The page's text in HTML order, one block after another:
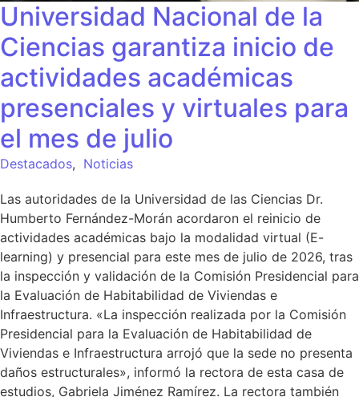
Universidad Nacional de la
Ciencias garantiza inicio de
actividades académicas
presenciales y virtuales para
el mes de julio
Destacados, Noticias
Las autoridades de la Universidad de las Ciencias Dr.
Humberto Fernández-Morán acordaron el reinicio de
actividades académicas bajo la modalidad virtual (E-
learning) y presencial para este mes de julio de 2026, tras
la inspección y validación de la Comisión Presidencial para
la Evaluación de Habitabilidad de Viviendas e
Infraestructura. «La inspección realizada por la Comisión
Presidencial para la Evaluación de Habitabilidad de
Viviendas e Infraestructura arrojó que la sede no presenta
daños estructurales», informó la rectora de esta casa de
estudios, Gabriela Jiménez Ramírez. La rectora también